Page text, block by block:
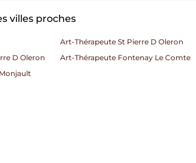
villes proches
Art-Thérapeute St Pierre D Oleron
D Oleron
Art-Thérapeute Fontenay Le Comte